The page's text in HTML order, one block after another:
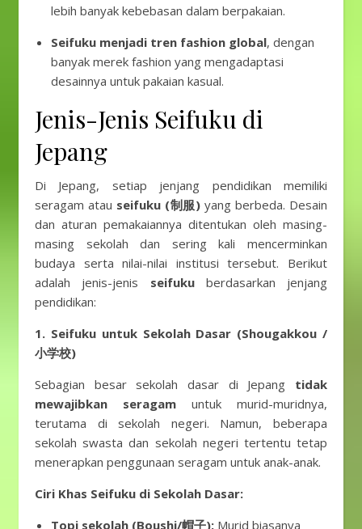
lebih banyak kebebasan dalam berpakaian.
Seifuku menjadi tren fashion global, dengan
banyak merek fashion yang mengadaptasi
desainnya untuk pakaian kasual.
Jenis-Jenis Seifuku di
Jepang
Di Jepang, setiap jenjang pendidikan memiliki
seragam atau seifuku (制服) yang berbeda. Desain
dan aturan pemakaiannya ditentukan oleh masing-
masing sekolah dan sering kali mencerminkan
budaya serta nilai-nilai institusi tersebut. Berikut
adalah jenis-jenis seifukuberdasarkan jenjang
pendidikan:
1. Seifuku untuk Sekolah Dasar (Shougakkou /
小学校)
Sebagian besar sekolah dasar di Jepang tidak
mewajibkan seragam untuk murid-muridnya,
terutama di sekolah negeri. Namun, beberapa
sekolah swasta dan sekolah negeri tertentu tetap
menerapkan penggunaan seragam untuk anak-anak.
Ciri Khas Seifuku di Sekolah Dasar:
Topi sekolah (Boushi/帽子): Murid biasanya